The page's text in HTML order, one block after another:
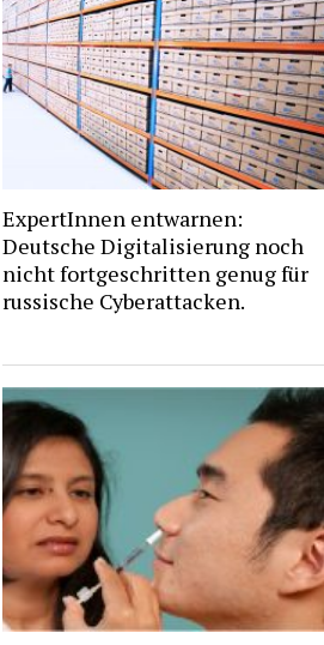
ExpertInnen entwarnen:
Deutsche Digitalisierung noch
nicht fortgeschritten genug für
russische Cyberattacken.